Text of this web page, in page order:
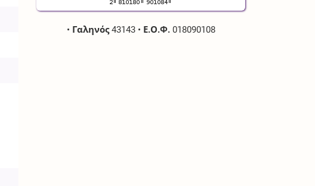
• Γαληνός43143 • Ε.Ο.Φ.018090108